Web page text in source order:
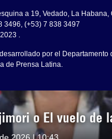
o El vuelo de
a 19, Vedado, La Habana,
3496, (+53) 7 838 3497
.
por el Departamento
de Prensa Latina.